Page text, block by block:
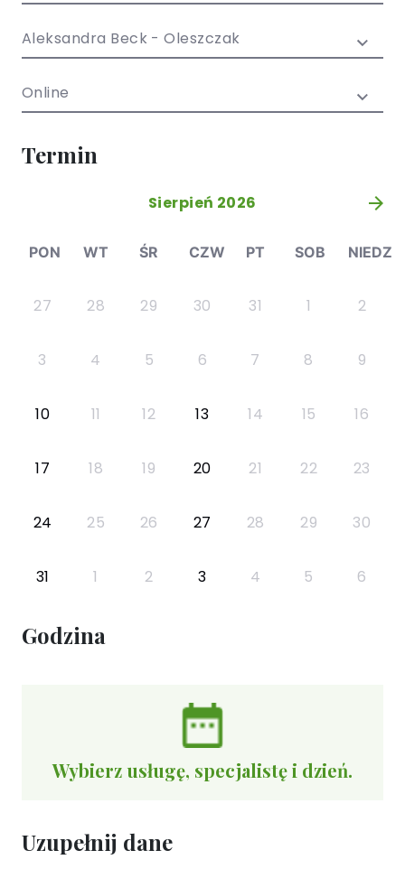
młodzieży
Aleksandra Beck - Oleszczak
Online
Termin
Sierpień 2026 »
PON WT ŚR CZW PT SOB NIEDZ
27 28 29 30 31 1 2
3 4 5 6 7 8 9
10 11 12 13 14 15 16
17 18 19 20 21 22 23
24 25 26 27 28 29 30
31 1 2 3 4 5 6
Godzina
Wybierz usługę, specjalistę i dzień.
Uzupełnij dane